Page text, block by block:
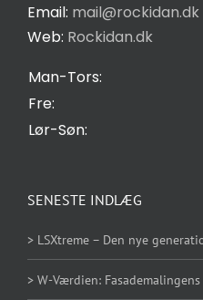
Email: mail@rockidan.dk
Web: Rockidan.dk
Man-Tors:
Fre:
Lør-Søn:
Cookie Indstilling
SENESTE INDLÆG
> LSXtreme – Den nye
> W-Værdien: